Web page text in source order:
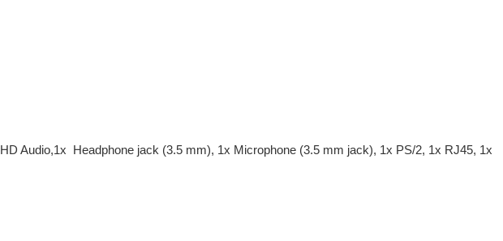
Audio,1x Headphone jack (3.5 mm), 1x Microphone (3.5 mm jack), 1x PS/2, 1x RJ45, 1x